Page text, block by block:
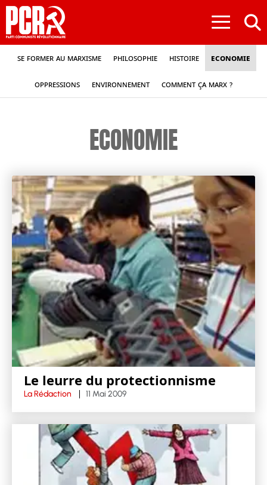
≡
Se former au marxisme Philosophie Histoire Economie
Oppressions Environnement Comment ça Marx ?
ECONOMIE
Le leurre du protectionnisme
La Rédaction 11 Mai 2009